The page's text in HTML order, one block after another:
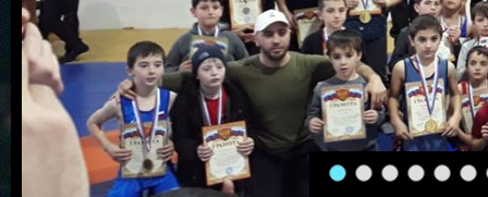
1 2 3 4 5 6